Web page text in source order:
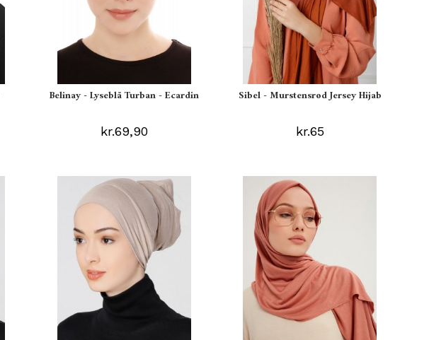
Belinay - Lyseblå Turban - Ecardin
kr.69,90
Sibel - Murstensrød Jersey Hijab
kr.65